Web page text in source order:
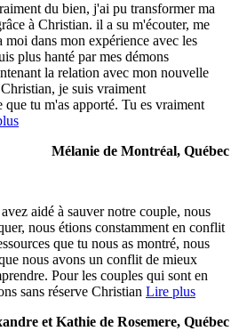
du bien, j'ai pu transformer ma
à Christian. il a su m'écouter, me
moi dans mon expérience avec les
plus hanté par mes démons
la relation avec mon nouvelle
je suis vraiment
que tu m'as apporté. Tu es vraiment
Mélanie de Montréal, Québec
aidé à sauver notre couple, nous
nous étions constamment en conflit
que tu nous as montré, nous
nous avons un conflit de mieux
Pour les couples qui sont en
sans réserve Christian Lire plus
et Kathie de Rosemere, Québec